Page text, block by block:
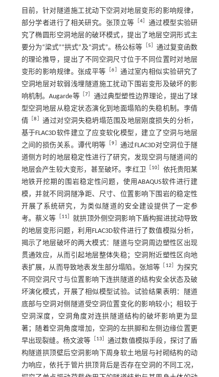
目前，针对隧道施工扰动下空洞对地层变形的影响规律，
部分学者进行了相关研究。张顶立等
4］ 通过模型实验研
究了椭圆形空洞地层的破环模式，提出了地层空洞形式主
要分为“梁式”“拱式”及“洞式”。杨公标等
5
通过复变函数
的理论推导，提出了不同空洞尺寸位于不同位置时对地层
变形的影响规律。张成平等 ［6 ］通过室内相似实验研究了
空洞地层对软弱浅埋隧道施工扰动下围岩变形及破坏的影
响机制。Augarde等［7
通过典型塑性边界理论，提出了球
型空洞地层从稳定状态演化到地面塌陷的失稳机制。李倩
倩 ［8 ］通过对空洞失稳坍塌范围及地层刚度损失的分析，
基于FLAC3D软件建立了应变软化模型，建立了空洞与地层
之间的损伤关系。谭代明等 ［9 ］通过FLAC3D对空洞位于隧
道侧方时的地层稳定性进行了研究，发现空洞与隧道间的
地层会产生较大变形，甚至破坏。李红卫
10
依托贵阳某
地铁开挖期的围岩稳定性问题，使用ABAQUS软件进行建
模，并就不同洞隧净距、尺寸、位置影响下围岩的稳定性
开展了系统研究，为类似隧道的安全建设提供了一定参
考。蔡义等
11 ］就拱顶外侧空洞影响下盾构掘进扰动导致
的地层变形问题，利用FLAC3D软件进行了数值模拟分析，
揭示了地层破坏的两大模式：隧道与空洞周边塑性区出现
贯通效应，从而引起地层整体失稳；空洞附近塑性区向地
表扩展，从而导致地表发生部分塌陷。张旭等
12
为探究
不同空洞尺寸与位置影响下连拱隧道的结构安全状态及破
坏演化模式，开展了相似模型试验。试验结果表明：隧道
底部与空洞对侧隧道受空洞位置变化的影响较小；相较于
空洞深度，空洞角度对连拱隧道结构的破坏影响更为显
著；随着空洞角度增加，空洞的左拱脚和左侧边缘位置更
早出现裂缝。杨文波等
13 ］通过数值模拟手段，探讨了盾
构隧道拱顶壁后空洞影响下周身软土地层与衬砌结构的动
力响应，依托于管片拱顶背后是否存在空洞的不同工况，